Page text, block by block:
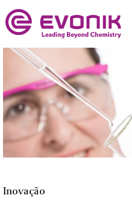
Inovação